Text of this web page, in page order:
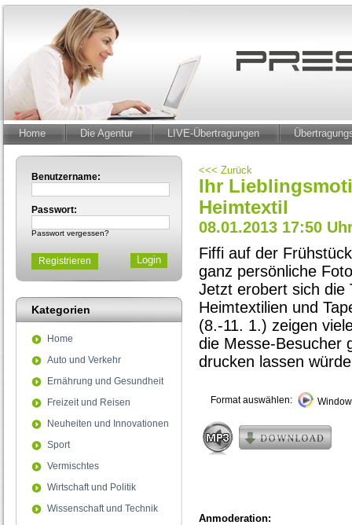
Home Die Agentur LIVE-Übertragungen
Benutzername:
Passwort:
Passwort vergessen?
Registrieren
Kategorien
Home
Auto und Verkehr
Ernährung und Gesundheit
Freizeit und Reisen
Neuheiten und Innovationen
Sport
Vermischtes
Wirtschaft und Politik
Wissenschaft und Technik
<<< Zurück
Ihr
Heimtextil
08.01.2013 17:50
Fiffi auf der
ganz persönliche
Jetzt erobert sich die
Heimtextilien und
(8.-11. 1.) zeigen
die Messe-Besucher
drucken lassen
Format auswählen:
Anmoderation: